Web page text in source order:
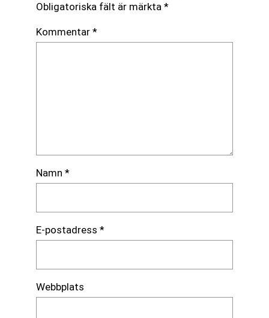
Obligatoriska fält är märkta *
Kommentar *
Namn *
E-postadress *
Webbplats